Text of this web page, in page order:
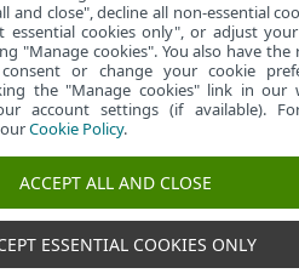
Μάθετε
and close", decline all non-essential
essential cookies only", or adjust
"Manage cookies". You also have
or change your cookie
the "Manage cookies" link in our
account settings (if available).
Cookie Policy.
ACCEPT ALL AND CLOSE
ESSENTIAL COOKIES ONLY